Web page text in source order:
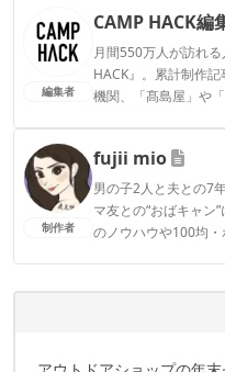
編集者
CAMP HACK編
月間550万人が訪れ
HACK』。累計制作
機関、「髙島屋」や
CAMP HACK編集部
制作者
fujii mio
男の子2人と夫との7
マ友との“おばキャン
のノウハウや100均
fujii mioのプロフ